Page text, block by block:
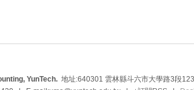
YunTech. 地址:640301 雲林縣斗六市大學路3段